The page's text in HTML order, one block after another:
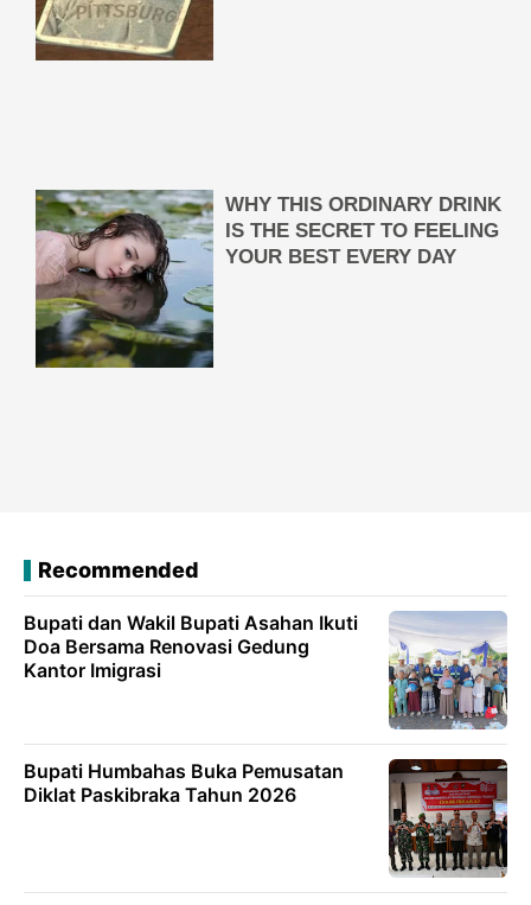
Recommended
Bupati dan Wakil Bupati Asahan Ikuti
Doa Bersama Renovasi Gedung
Kantor Imigrasi
Bupati Humbahas Buka Pemusatan
Diklat Paskibraka Tahun 2026